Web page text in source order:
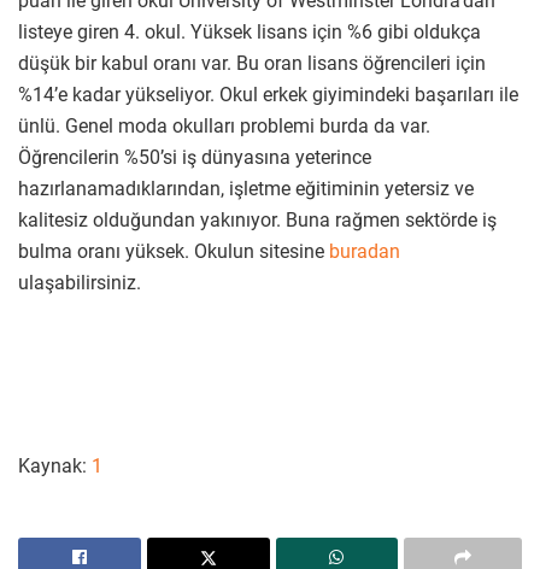
listeye giren 4. okul. Yüksek lisans için %6 gibi oldukça
düşük bir kabul oranı var. Bu oran lisans öğrencileri için
%14’e kadar yükseliyor. Okul erkek giyimindeki başarıları ile
ünlü. Genel moda okulları problemi burda da var.
Öğrencilerin %50’si iş dünyasına yeterince
hazırlanamadıklarından, işletme eğitiminin yetersiz ve
kalitesiz olduğundan yakınıyor. Buna rağmen sektörde iş
bulma oranı yüksek. Okulun sitesine buradan
ulaşabilirsiniz.
Kaynak: 1